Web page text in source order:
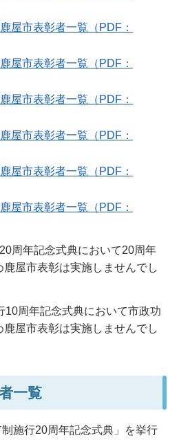
屋市表彰者一覧（PDF：
屋市表彰者一覧（PDF：
屋市表彰者一覧（PDF：
屋市表彰者一覧（PDF：
屋市表彰者一覧（PDF：
屋市表彰者一覧（PDF：
周年記念式典において20周年
屋市表彰は実施しませんでし
周年記念式典において市政功
屋市表彰は実施しませんでし
一覧
施行20周年記念式典」を挙行